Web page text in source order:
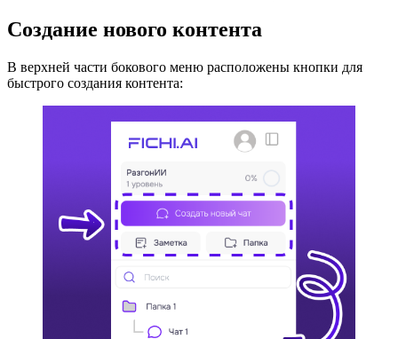
Создание нового контента
В верхней части бокового меню расположены кнопки для
быстрого создания контента: